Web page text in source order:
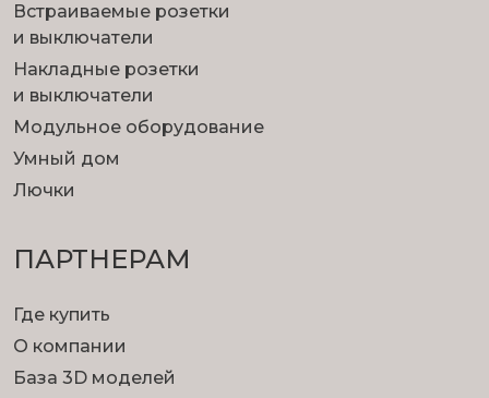
Встраиваемые розетки
и выключатели
Накладные розетки
и выключатели
Модульное оборудование
Умный дом
Лючки
ПАРТНЕРАМ
Где купить
О компании
База 3D моделей